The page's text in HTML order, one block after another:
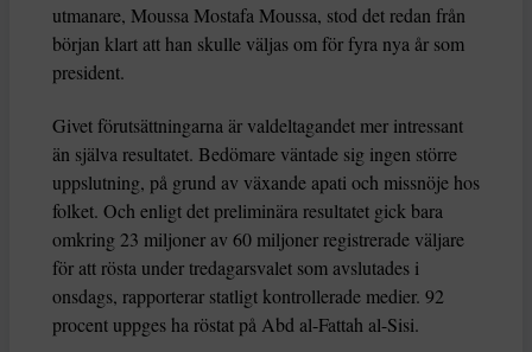
utmanare, Moussa Mostafa Moussa, stod det redan från
början klart att han skulle väljas om för fyra nya år som
president.
Givet förutsättningarna är valdeltagandet mer intressant
än själva resultatet. Bedömare väntade sig ingen större
uppslutning, på grund av växande apati och missnöje hos
folket. Och enligt det preliminära resultatet gick bara
omkring 23 miljoner av 60 miljoner registrerade väljare
för att rösta under tredagarsvalet som avslutades i
onsdags, rapporterar statligt kontrollerade medier. 92
procent uppges ha röstat på Abd al-Fattah al-Sisi.